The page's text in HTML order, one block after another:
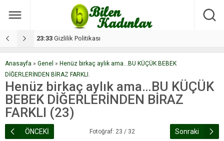
17:08 Dilan, düğününe 5 gün kala hayatını kaybetti
Anasayfa » Genel » Henüz birkaç aylık ama...BU KÜÇÜK BEBEK
DİĞERLERİNDEN BİRAZ FARKLI.
Henüz birkaç aylık ama…BU KÜÇÜK
BEBEK DİĞERLERİNDEN BİRAZ
FARKLI (23)
ÖNCEKİ Fotoğraf: 23 / 32 Sonraki